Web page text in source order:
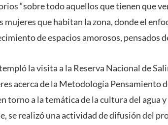
“sobre todo aquellos que tienen que
mujeres que habitan la zona, donde el
de espacios amorosos, pensados
la visita a la Reserva Nacional de
acerca de la Metodología Pensamiento
torno a la temática de la cultura del agua
se realizó una actividad de difusión del